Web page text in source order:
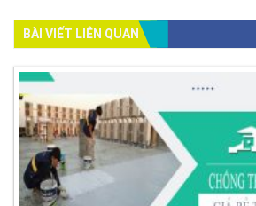
BÀI VIẾT LIÊN QUAN